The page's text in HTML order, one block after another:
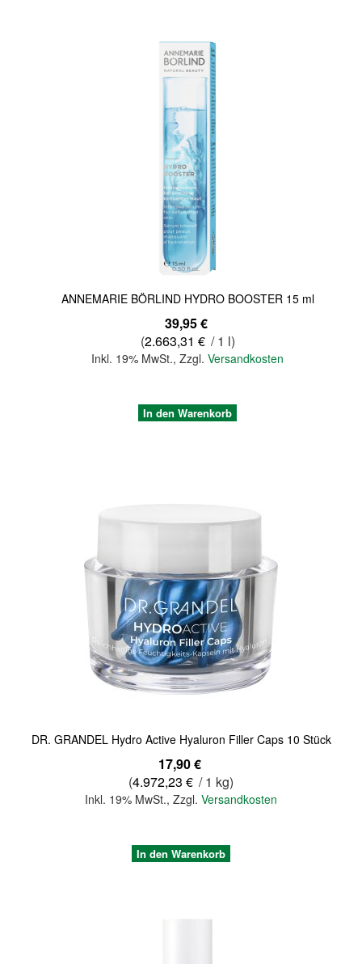
ANNEMARIE BÖRLIND HYDRO BOOSTER 15 ml
39,95 €
(2.663,31 € / 1 l)
Inkl. 19% MwSt.,Zzgl.Versandkosten
In den Warenkorb
DR. GRANDEL Hydro Active Hyaluron Filler Caps 10 Stück
17,90 €
(4.972,23 € / 1 kg)
Inkl. 19% MwSt., Zzgl. Versandkosten
In den Warenkorb